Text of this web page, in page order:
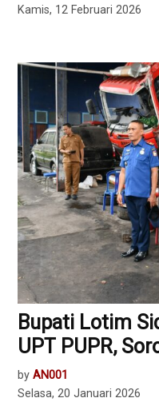
Kamis, 12 Februari 2026
Bupati Lotim
UPT PUPR,
by AN001
Selasa, 20 Januari 2026